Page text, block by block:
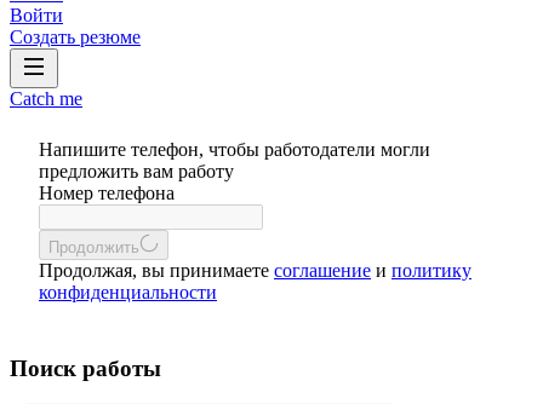
Войти
Создать резюме
Catch me
Напишите телефон, чтобы работодатели могли
предложить вам работу
Номер телефона
Продолжить
Продолжая, вы принимаете соглашение и политику
конфиденциальности
Поиск работы